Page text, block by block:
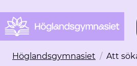
Höglandsgymnasiet / Att